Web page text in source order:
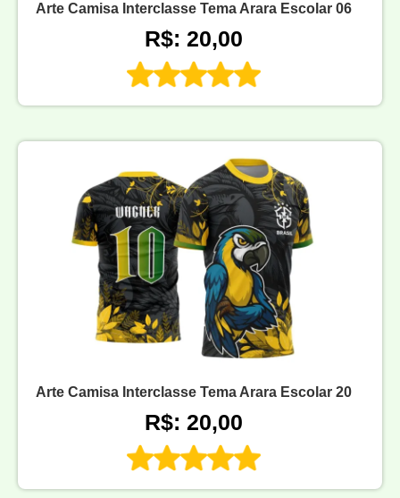
Arte Camisa Interclasse Tema Arara Escolar 06
R$: 20,00
Arte Camisa Interclasse Tema Arara Escolar 20
R$: 20,00